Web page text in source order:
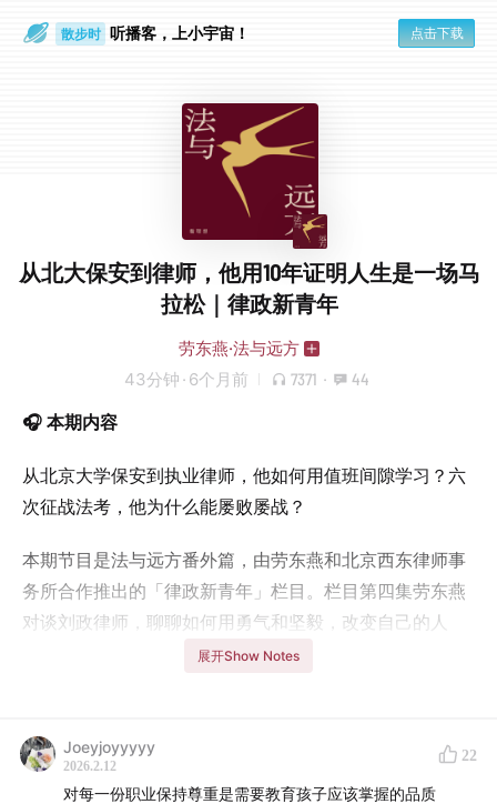
散步时 听播客，上小宇宙！ 点击下载
从北大保安到律师，他用10年证明人生是一场马
拉松｜律政新青年
劳东燕·法与远方
43分钟 · 6个月前 7371 · 44
🎧 本期内容
从北京大学保安到执业律师，他如何用值班间隙学习？六
次征战法考，他为什么能屡败屡战？
本期节目是法与远方番外篇，由劳东燕和北京西东律师事
务所合作推出的「律政新青年」栏目。栏目第四集劳东燕
对谈刘政律师，聊聊如何用勇气和坚毅，改变自己的人
刘政，北京市炜衡律师事务所律师，主要从事民商事诉讼
业务。
展开Show Notes
Joeyjoyyyyy
2026.2.12
22
对每一份职业保持尊重是需要教育孩子应该掌握的品质